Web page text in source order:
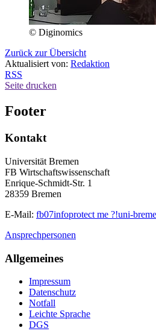
© Diginomics
Zurück zur Übersicht
Aktualisiert von: Redaktion
RSS
Seite drucken
Footer
Kontakt
Universität Bremen
FB Wirtschaftswissenschaft
Enrique-Schmidt-Str. 1
28359 Bremen
E-Mail: fb07infoprotect me ?!uni-
Ansprechpersonen
Allgemeines
Impressum
Datenschutz
Notfall
Leichte Sprache
DGS